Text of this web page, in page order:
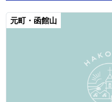
元町・函館山